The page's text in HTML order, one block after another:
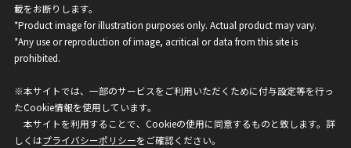
載をお断りします。
*Product image for illustration purposes only. Actual product may vary.
*Any use or reproduction of image, acritical or data from this site is
prohibited.
※本サイトでは、一部のサービスをご利用いただくために付与設定等を行っ
たCookie情報を使用しています。
本サイトを利用することで、Cookieの使用に同意するものと致します。詳
しくはプライバシーポリシーをご確認ください。